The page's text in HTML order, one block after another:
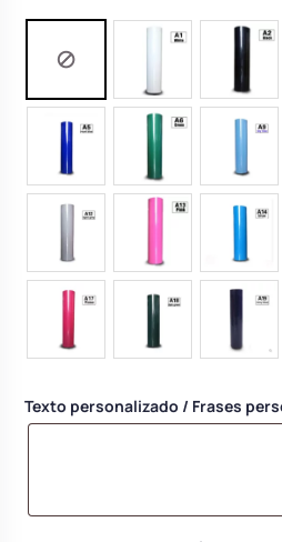
Texto personalizado / Frases